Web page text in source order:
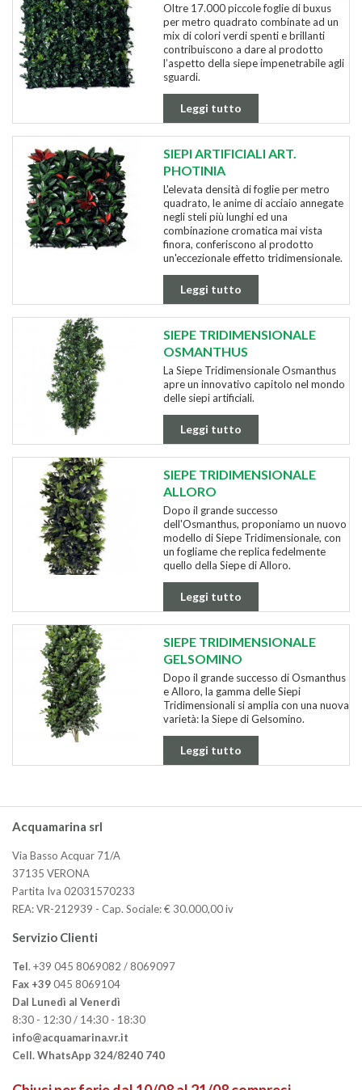
Oltre 17.000 piccole foglie di buxus
per metro quadrato combinate ad un
mix di colori verdi spenti e brillanti
contribuiscono a dare al prodotto
l’aspetto della siepe impenetrabile agli
sguardi.
Leggi tutto
SIEPI ARTIFICIALI ART.
PHOTINIA
L'elevata densità di foglie per metro
quadrato, le anime di acciaio annegate
negli steli più lunghi ed una
combinazione cromatica mai vista
finora, conferiscono al prodotto
un'eccezionale effetto tridimensionale.
Leggi tutto
SIEPE TRIDIMENSIONALE
OSMANTHUS
La Siepe Tridimensionale Osmanthus
apre un innovativo capitolo nel mondo
delle siepi artificiali.
Leggi tutto
SIEPE TRIDIMENSIONALE
ALLORO
Dopo il grande successo
dell'Osmanthus, proponiamo un nuovo
modello di Siepe Tridimensionale, con
un fogliame che replica fedelmente
quello della Siepe di Alloro.
Leggi tutto
SIEPE TRIDIMENSIONALE
GELSOMINO
Dopo il grande successo di Osmanthus
e Alloro, la gamma delle Siepi
Tridimensionali si amplia con una nuova
varietà: la Siepe di Gelsomino.
Leggi tutto
Acquamarina srl
Via Basso Acquar 71/A
37135 VERONA
Partita Iva 02031570233
REA: VR-212939 - Cap. Sociale: € 30.000,00 iv
Servizio Clienti
Tel. +39 045 8069082 / 8069097
Fax +39045 8069104
Dal Lunedì al Venerdì
8:30 - 12:30 / 14:30 - 18:30
info@acquamarina.vr.it
Cell. WhatsApp 324/8240 740